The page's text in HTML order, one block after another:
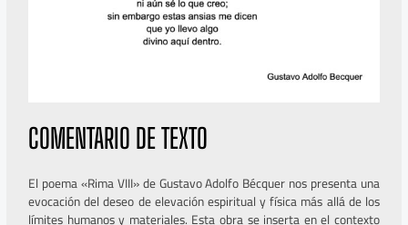
COMENTARIO DE TEXTO
El poema «Rima VIII» de Gustavo Adolfo Bécquer nos presenta una
evocación del deseo de elevación espiritual y física más allá de los
límites humanos y materiales. Esta obra se inserta en el contexto